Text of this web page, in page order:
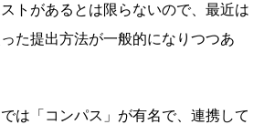
トがあるとは限らないので、最近は
た提出方法が一般的になりつつあ
は「コンパス」が有名で、連携して